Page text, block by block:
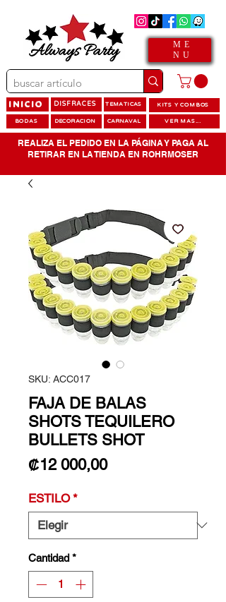
ME
NU
INICIO DISFRACES TEMATICAS KITS Y COMBOS
BODAS DECORACION CARNAVAL VER MAS...
REALIZA EL PEDIDO EN LA PÁGINA Y PAGA AL
RETIRAR EN LA TIENDA EN ROHRMOSER
SKU: ACC017
FAJA DE BALAS
SHOTS TEQUILERO
BULLETS SHOT
₡12 000,00Precio
ESTILO *
Cantidad *